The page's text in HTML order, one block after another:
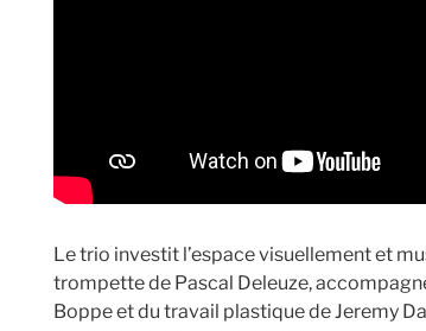
Le trio investit l’espace visuellement et
trompette de Pascal Deleuze,
Boppe et du travail plastique de Jeremy